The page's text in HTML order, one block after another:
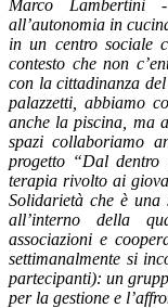
Marco
all’autonomia in
in un centro sociale
contesto che non
con la cittadinanza
palazzetti, abbiamo
anche la piscina, ma
spazi collaboriamo
progetto “Dal
terapia rivolto ai
Solidarietà che è una
all’interno della
associazioni e
settimanalmente si
partecipanti): un
per la gestione e